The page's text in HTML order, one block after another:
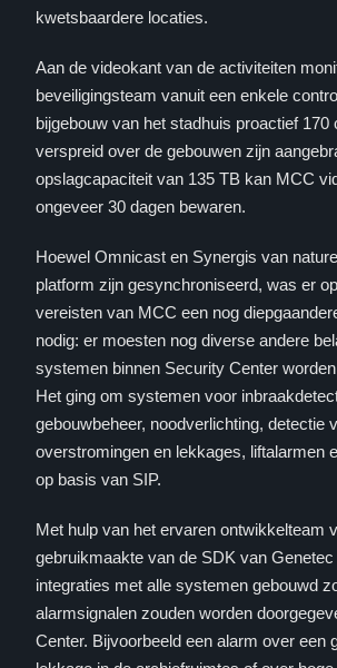
kwetsbaardere locaties.
Aan de videokant van de activiteiten
beveiligingsteam vanuit een enkele
bijgebouw van het stadhuis proactief 170
verspreid over de gebouwen zijn
opslagcapaciteit van 135 TB kan MCC
ongeveer 30 dagen bewaren.
Hoewel Omnicast en Synergis van
platform zijn gesynchroniseerd, was er
vereisten van MCC een nog
nodig: er moesten nog diverse andere
systemen binnen Security Center
Het ging om systemen voor
gebouwbeheer, noodverlichting, detectie
overstromingen en lekkages, liftalarmen
op basis van SIP.
Met hulp van het ervaren ontwikkelteam
gebruikmaakte van de SDK van
integraties met alle systemen gebouwd
alarmsignalen zouden worden
Center. Bijvoorbeeld een alarm over een